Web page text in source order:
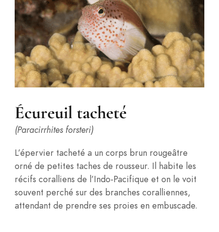
Écureuil tacheté
(Paracirrhites forsteri)
L’épervier tacheté a un corps brun rougeâtre
orné de petites taches de rousseur. Il habite les
récifs coralliens de l’Indo-Pacifique et on le voit
souvent perché sur des branches coralliennes,
attendant de prendre ses proies en embuscade.